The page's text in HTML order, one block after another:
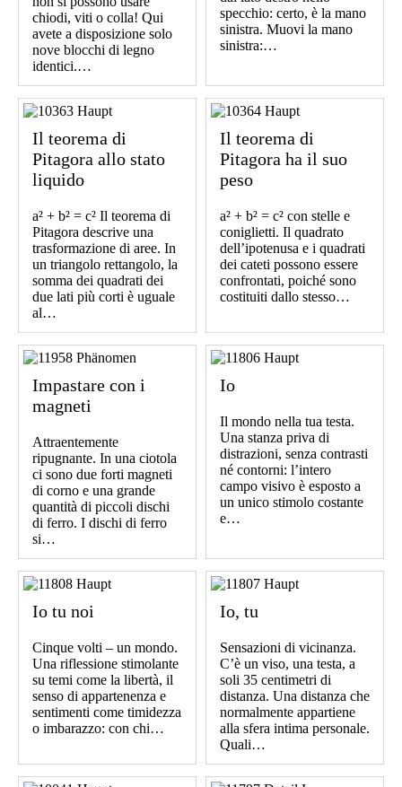
chiodi, viti o colla! Qui
avete a disposizione solo
nove blocchi di legno
identici.…
specchio: certo, è la mano
sinistra. Muovi la mano
sinistra:…
Il teorema di
Pitagora allo stato
liquido
a² + b² = c² Il teorema di
Pitagora descrive una
trasformazione di aree. In
un triangolo rettangolo, la
somma dei quadrati dei
due lati più corti è uguale
al…
Il teorema di
Pitagora ha il suo
peso
a² + b² = c² con stelle e
coniglietti. Il quadrato
dell’ipotenusa e i quadrati
dei cateti possono essere
confrontati, poiché sono
costituiti dallo stesso…
Impastare con i
magneti
Attraentemente
ripugnante. In una ciotola
ci sono due forti magneti
di corno e una grande
quantità di piccoli dischi
di ferro. I dischi di ferro
si…
Io
Il mondo nella tua testa.
Una stanza priva di
distrazioni, senza contrasti
né contorni: l’intero
campo visivo è esposto a
un unico stimolo costante
e…
Io tu noi
Cinque volti – un mondo.
Una riflessione stimolante
su temi come la libertà, il
senso di appartenenza e
sentimenti come timidezza
o imbarazzo: con chi…
Io, tu
Sensazioni di vicinanza.
C’è un viso, una testa, a
soli 35 centimetri di
distanza. Una distanza che
normalmente appartiene
alla sfera intima personale.
Quali…